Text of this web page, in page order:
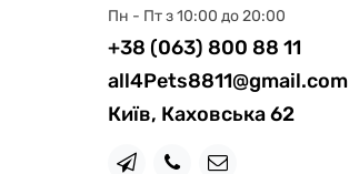
Пн - Пт з 10:00 до 20:00
+38 (063) 800 88 11
all4Pets8811@gmail.com
Київ, Каховська 62